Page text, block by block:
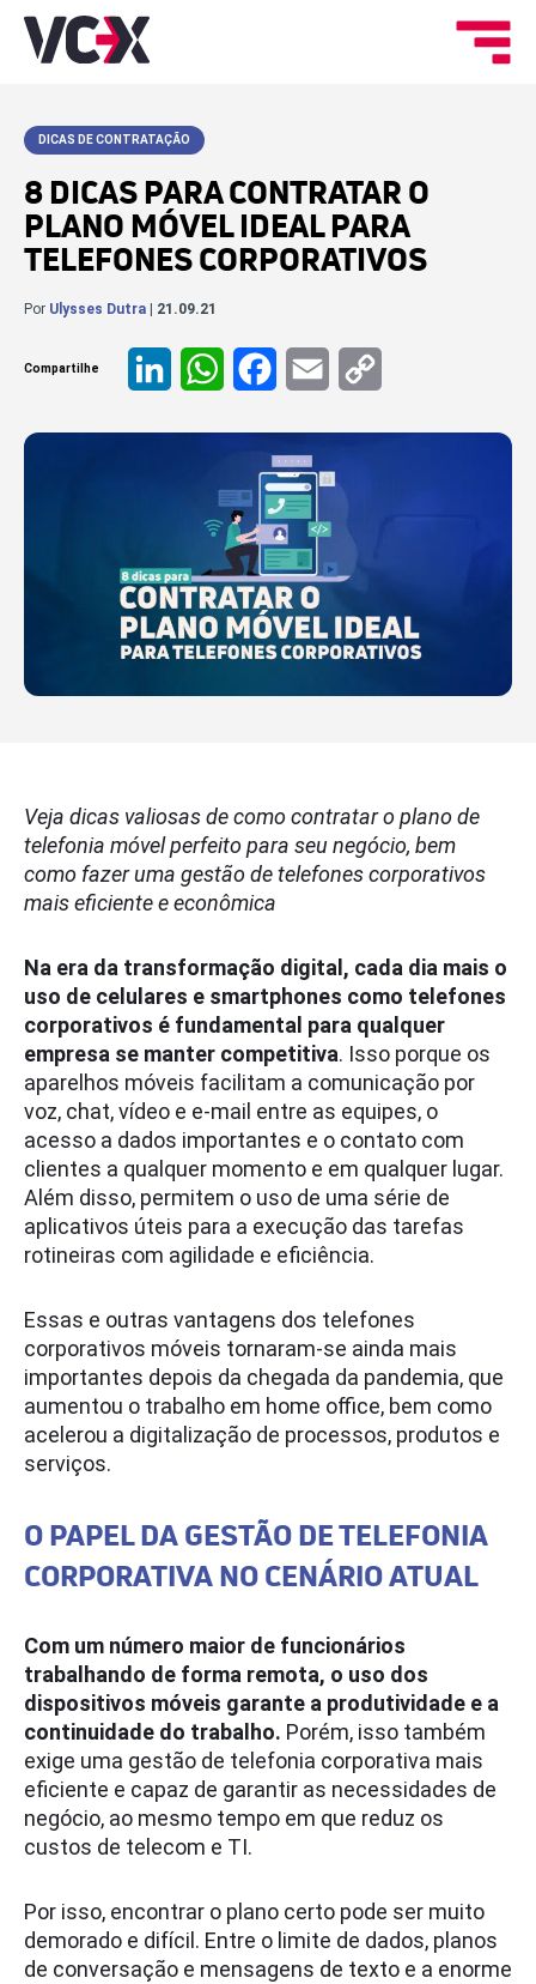
DICAS DE CONTRATAÇÃO
8 DICAS PARA CONTRATAR O
PLANO MÓVEL IDEAL PARA
TELEFONES CORPORATIVOS
Por Ulysses Dutra | 21.09.21
Compartilhe
Veja dicas valiosas de como contratar o plano de
telefonia móvel perfeito para seu negócio, bem
como fazer uma gestão de telefones corporativos
mais eficiente e econômica
Na era da transformação digital, cada dia mais o
uso de celulares e smartphones como telefones
corporativos é fundamental para qualquer
empresa se manter competitiva. Isso porque os
aparelhos móveis facilitam a comunicação por
voz, chat, vídeo e e-mail entre as equipes, o
acesso a dados importantes e o contato com
clientes a qualquer momento e em qualquer lugar.
Além disso, permitem o uso de uma série de
aplicativos úteis para a execução das tarefas
rotineiras com agilidade e eficiência.
Essas e outras vantagens dos telefones
corporativos móveis tornaram-se ainda mais
importantes depois da chegada da pandemia, que
aumentou o trabalho em home office, bem como
acelerou a digitalização de processos, produtos e
serviços.
O PAPEL DA GESTÃO DE TELEFONIA
CORPORATIVA NO CENÁRIO ATUAL
Com um número maior de funcionários
trabalhando de forma remota, o uso dos
dispositivos móveis garante a produtividade e a
continuidade do trabalho. Porém, isso também
exige uma gestão de telefonia corporativa mais
eficiente e capaz de garantir as necessidades de
negócio, ao mesmo tempo em que reduz os
custos de telecom e TI.
Por isso, encontrar o plano certo pode ser muito
demorado e difícil. Entre o limite de dados, planos
de conversação e mensagens de texto e a enorme